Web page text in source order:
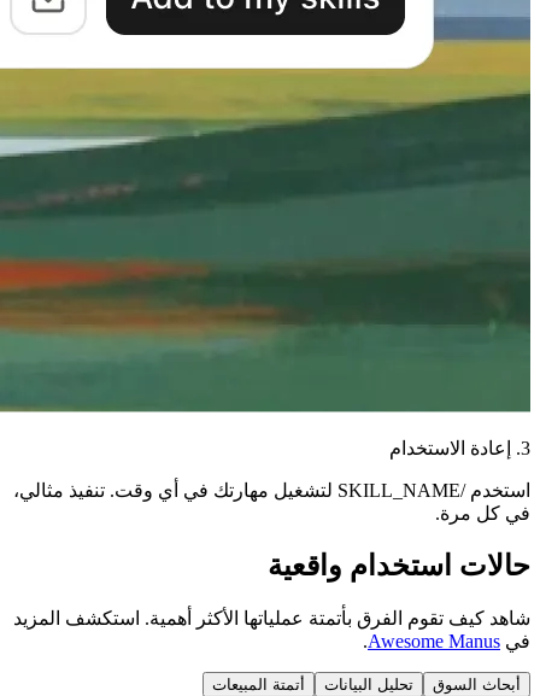
3. إعادة الاستخدام
استخدم /SKILL_NAME لتشغيل مهارتك في أي وقت. تنفيذ مثالي،
في كل مرة.
حالات استخدام واقعية
شاهد كيف تقوم الفرق بأتمتة عملياتها الأكثر أهمية. استكشف المزيد
في Awesome Manus
.
أبحاث السوق تحليل البيانات أتمتة المبيعات